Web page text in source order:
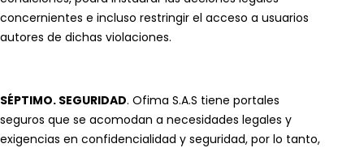
concernientes e incluso restringir el acceso a usuarios
autores de dichas violaciones.
SÉPTIMO. SEGURIDAD. Ofima S.A.S tiene portales
seguros que se acomodan a necesidades legales y
exigencias en confidencialidad y seguridad, por lo tanto,